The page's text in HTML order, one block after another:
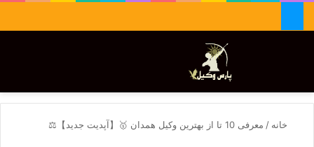
تغییر پوسته
خانه / معرفی 10 تا از بهترین وکیل همدان 🥇【آپدیت جدید】⚖️